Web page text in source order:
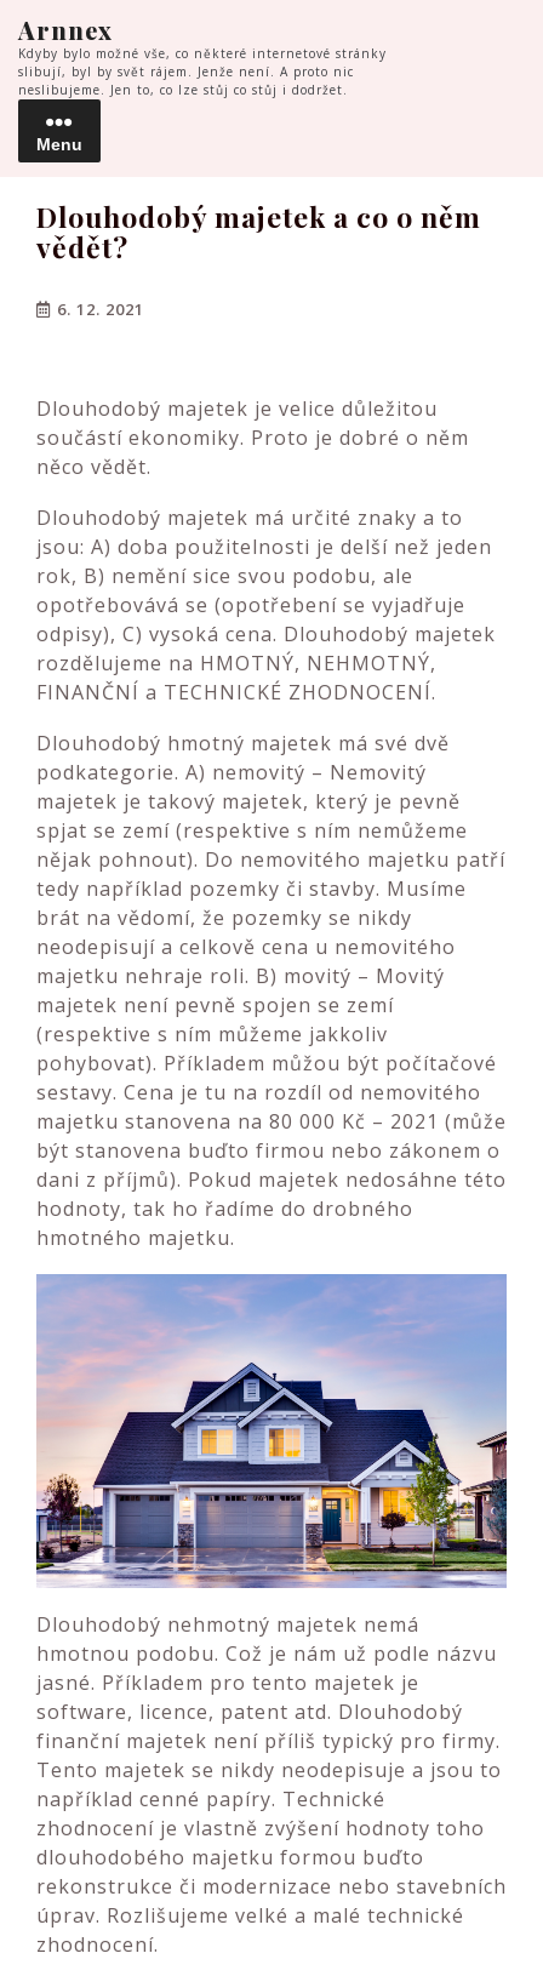
to
content
Arnnex
Kdyby bylo možné vše, co některé internetové stránky
slibují, byl by svět rájem. Jenže není. A proto nic
neslibujeme. Jen to, co lze stůj co stůj i dodržet.
Menu
Menu
Dlouhodobý majetek a co o něm
vědět?
6. 12. 2021
Dlouhodobý majetek je velice důležitou
součástí ekonomiky. Proto je dobré o něm
něco vědět.
Dlouhodobý majetek má určité znaky a to
jsou: A) doba použitelnosti je delší než jeden
rok, B) nemění sice svou podobu, ale
opotřebovává se (opotřebení se vyjadřuje
odpisy), C) vysoká cena. Dlouhodobý majetek
rozdělujeme na HMOTNÝ, NEHMOTNÝ,
FINANČNÍ a TECHNICKÉ ZHODNOCENÍ.
Dlouhodobý hmotný majetek má své dvě
podkategorie. A) nemovitý – Nemovitý
majetek je takový majetek, který je pevně
spjat se zemí (respektive s ním nemůžeme
nějak pohnout). Do nemovitého majetku patří
tedy například pozemky či stavby. Musíme
brát na vědomí, že pozemky se nikdy
neodepisují a celkově cena u nemovitého
majetku nehraje roli. B) movitý – Movitý
majetek není pevně spojen se zemí
(respektive s ním můžeme jakkoliv
pohybovat). Příkladem můžou být počítačové
sestavy. Cena je tu na rozdíl od nemovitého
majetku stanovena na 80 000 Kč – 2021 (může
být stanovena buďto firmou nebo zákonem o
dani z příjmů). Pokud majetek nedosáhne této
hodnoty, tak ho řadíme do drobného
hmotného majetku.
Dlouhodobý nehmotný majetek nemá
hmotnou podobu. Což je nám už podle názvu
jasné. Příkladem pro tento majetek je
software, licence, patent atd. Dlouhodobý
finanční majetek není příliš typický pro firmy.
Tento majetek se nikdy neodepisuje a jsou to
například cenné papíry. Technické
zhodnocení je vlastně zvýšení hodnoty toho
dlouhodobého majetku formou buďto
rekonstrukce či modernizace nebo stavebních
úprav. Rozlišujeme velké a malé technické
zhodnocení.